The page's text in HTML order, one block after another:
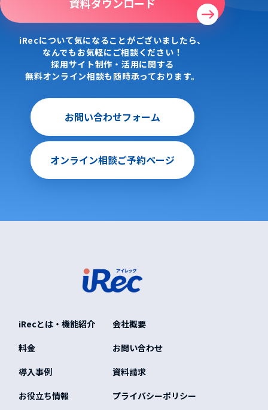
資料ダウンロード
iRecについて気になることがございましたら、
なんでもお気軽にご相談ください！
採用サイト制作・活用に関する
無料オンライン相談も随時承っております。
お問い合わせフォーム
オンライン相談ご予約ページ
iRecとは・機能紹介
料金
導入事例
お役立ち情報
会社概要
お問い合わせ
資料請求
プライバシーポリシー